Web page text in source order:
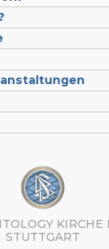
KIRCHE
STUTTGART